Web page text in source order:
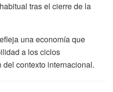
tras el cierre de la
una economía que
a los ciclos
contexto internacional.